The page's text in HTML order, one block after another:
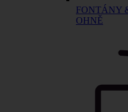
FONTÁNY
OHNĚ